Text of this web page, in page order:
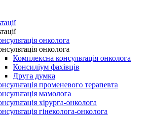
онколога
онколога
Комплексна консультація онколога
Консиліум фахівців
Друга думка
променевого терапевта
мамолога
хірурга-онколога
гінеколога-онколога